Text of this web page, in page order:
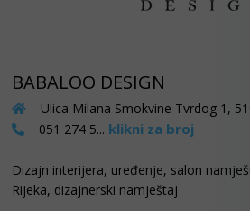
BABALOO DESIGN
Ulica Milana Smokvine Tvrdog 1,
051 274 5... klikni za broj
Dizajn interijera, uređenje, salon
Rijeka, dizajnerski namještaj